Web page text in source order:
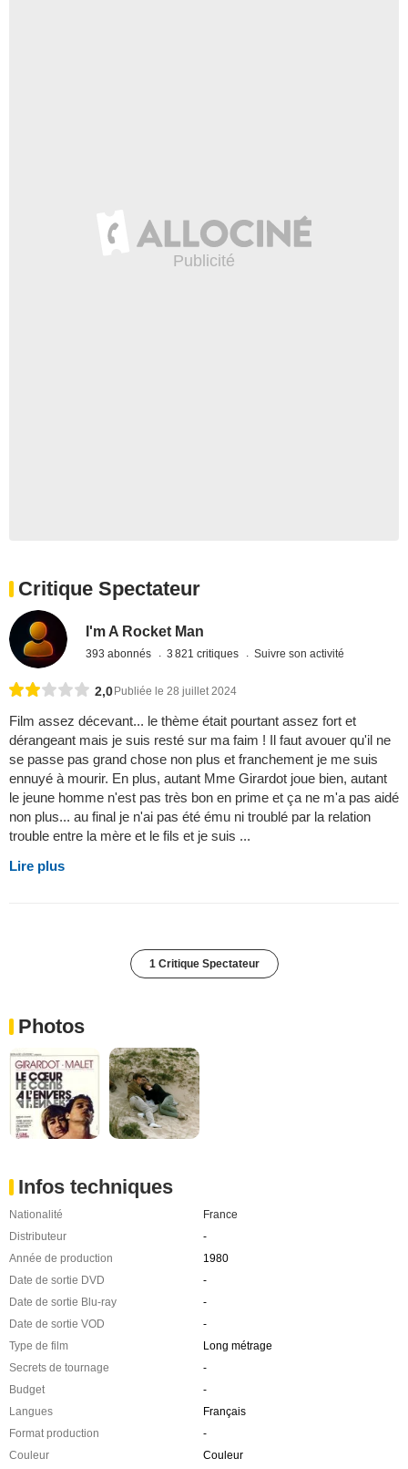
Critique Spectateur
I'm A Rocket Man
393 abonnés 3 821 critiques Suivre son activité
2,0 Publiée le 28 juillet 2024
Film assez décevant... le thème était pourtant assez fort et
dérangeant mais je suis resté sur ma faim ! Il faut avouer qu'il ne
se passe pas grand chose non plus et franchement je me suis
ennuyé à mourir. En plus, autant Mme Girardot joue bien, autant
le jeune homme n'est pas très bon en prime et ça ne m'a pas aidé
non plus... au final je n'ai pas été ému ni troublé par la relation
trouble entre la mère et le fils et je suis ...
Lire plus
1 Critique Spectateur
Photos
Infos techniques
Nationalité
France
Distributeur
-
Année de production
1980
Date de sortie DVD
-
Date de sortie Blu-ray
-
Date de sortie VOD
-
Type de film
Long métrage
Secrets de tournage
-
Budget
-
Langues
Français
Format production
-
Couleur
Couleur